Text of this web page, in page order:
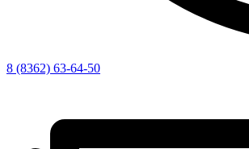
8 (8362) 63-64-50